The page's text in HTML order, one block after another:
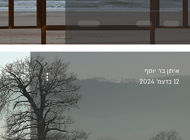
איתן בר יוסף
12 בדצמ׳ 2024